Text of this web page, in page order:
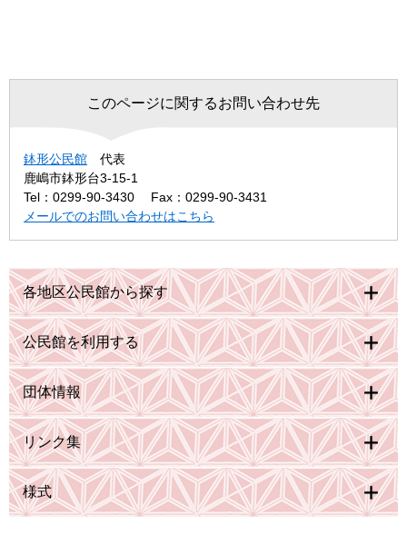
このページに関するお問い合わせ先
鉢形公民館
代表
鹿嶋市鉢形台3-15-1
Tel：0299-90-3430
Fax：0299-90-3431
メールでのお問い合わせはこちら
各地区公民館から探す
公民館を利用する
団体情報
リンク集
様式